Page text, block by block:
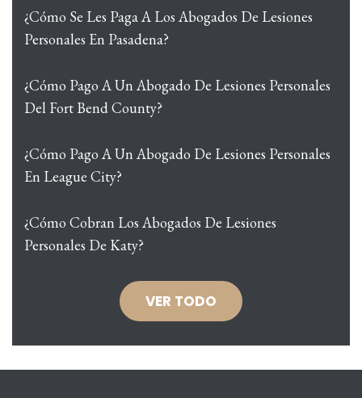
¿Cómo Se Les Paga A Los Abogados De Lesiones
Personales En Pasadena?
¿Cómo Pago A Un Abogado De Lesiones Personales
Del Fort Bend County?
¿Cómo Pago A Un Abogado De Lesiones Personales
En League City?
¿Cómo Cobran Los Abogados De Lesiones
Personales De Katy?
VER TODO